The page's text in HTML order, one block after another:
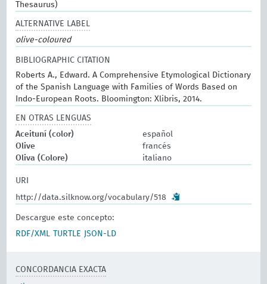
Thesaurus)
ALTERNATIVE LABEL
olive-coloured
BIBLIOGRAPHIC CITATION
Roberts A., Edward. A Comprehensive Etymological Dictionary
of the Spanish Language with Families of Words Based on
Indo-European Roots. Bloomington: Xlibris, 2014.
EN OTRAS LENGUAS
Aceituní (color)
español
Olive
francés
Oliva (Colore)
italiano
URI
http://data.silknow.org/vocabulary/518
Descargue este concepto:
RDF/XML
TURTLE JSON-LD
CONCORDANCIA EXACTA